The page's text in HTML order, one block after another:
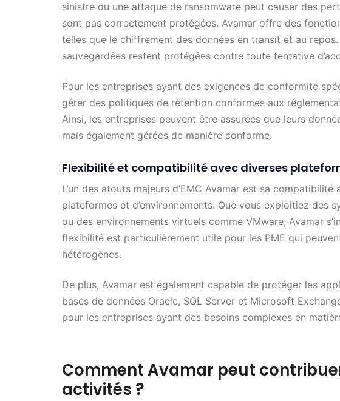
sinistre ou une attaque de ransomware peut causer des
sont pas correctement protégées. Avamar offre des
telles que le chiffrement des données en transit et au
sauvegardées restent protégées contre toute tentative
Pour les entreprises ayant des exigences de conformité
gérer des politiques de rétention conformes aux
Ainsi, les entreprises peuvent être assurées que leurs
mais également gérées de manière conforme.
Flexibilité et compatibilité avec diverses
L’un des atouts majeurs d’EMC Avamar est sa
plateformes et d’environnements. Que vous exploitiez des
ou des environnements virtuels comme VMware, Avamar
flexibilité est particulièrement utile pour les PME qui
hétérogènes.
De plus, Avamar est également capable de protéger les
bases de données Oracle, SQL Server et Microsoft
pour les entreprises ayant des besoins complexes en
Comment Avamar peut
activités ?